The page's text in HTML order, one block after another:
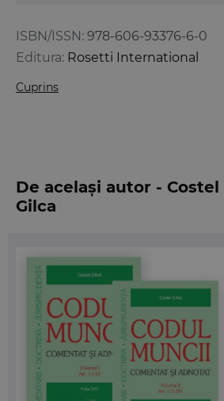
ISBN/ISSN: 978-606-93376-6-0
Editura: Rosetti International
Cuprins
De același autor - Costel
Gilca